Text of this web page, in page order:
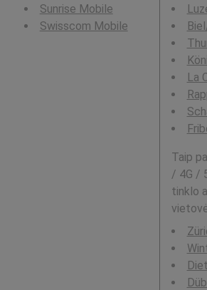
Sunrise Mobile
Swisscom Mobile
La
Taip
/ 4G /
tinklo